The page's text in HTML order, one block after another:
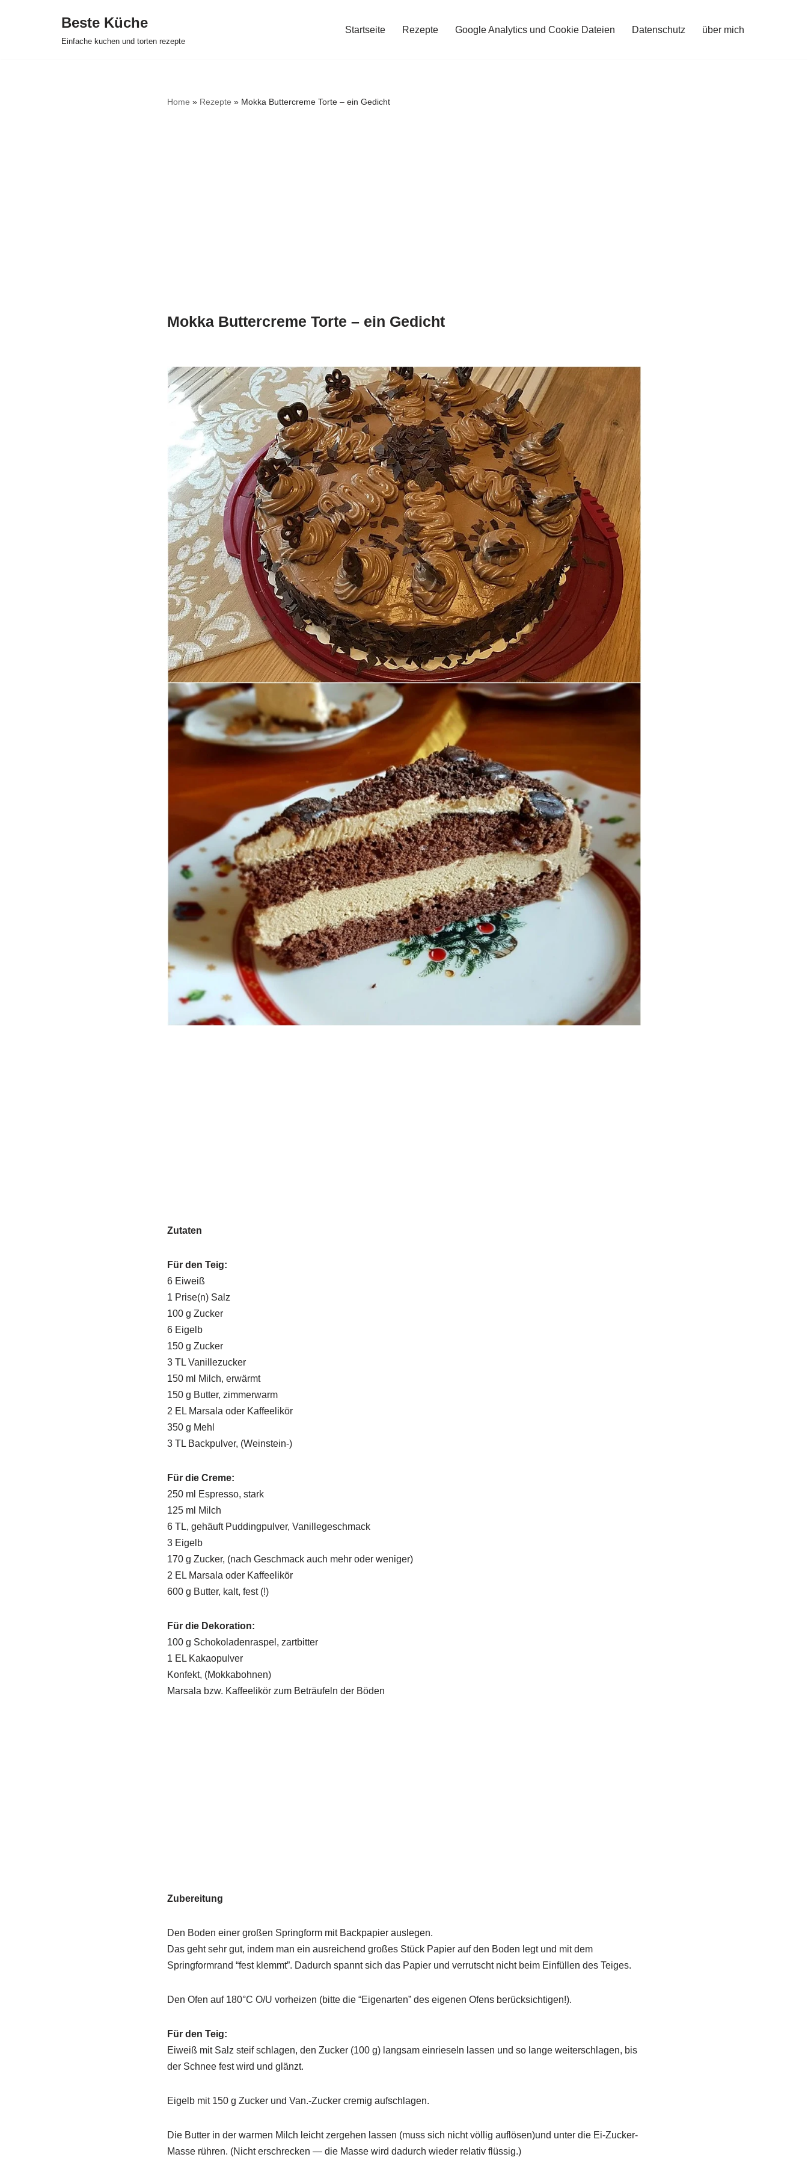
Beste Küche
Einfache kuchen und torten rezepte
Startseite Rezepte Google Analytics und Cookie Dateien Datenschutz über mich
Home » Rezepte » Mokka Buttercreme Torte – ein Gedicht
Mokka Buttercreme Torte – ein Gedicht
Zutaten
Für den Teig:
6 Eiweiß
1 Prise(n) Salz
100 g Zucker
6 Eigelb
150 g Zucker
3 TL Vanillezucker
150 ml Milch, erwärmt
150 g Butter, zimmerwarm
2 EL Marsala oder Kaffeelikör
350 g Mehl
3 TL Backpulver, (Weinstein-)
Für die Creme:
250 ml Espresso, stark
125 ml Milch
6 TL, gehäuft Puddingpulver, Vanillegeschmack
3 Eigelb
170 g Zucker, (nach Geschmack auch mehr oder weniger)
2 EL Marsala oder Kaffeelikör
600 g Butter, kalt, fest (!)
Für die Dekoration:
100 g Schokoladenraspel, zartbitter
1 EL Kakaopulver
Konfekt, (Mokkabohnen)
Marsala bzw. Kaffeelikör zum Beträufeln der Böden
Zubereitung
Den Boden einer großen Springform mit Backpapier auslegen.
Das geht sehr gut, indem man ein ausreichend großes Stück Papier auf den Boden legt und mit dem
Springformrand “fest klemmt”. Dadurch spannt sich das Papier und verrutscht nicht beim Einfüllen des Teiges.
Den Ofen auf 180°C O/U vorheizen (bitte die “Eigenarten” des eigenen Ofens berücksichtigen!).
Für den Teig:
Eiweiß mit Salz steif schlagen, den Zucker (100 g) langsam einrieseln lassen und so lange weiterschlagen, bis
der Schnee fest wird und glänzt.
Eigelb mit 150 g Zucker und Van.-Zucker cremig aufschlagen.
Die Butter in der warmen Milch leicht zergehen lassen (muss sich nicht völlig auflösen)und unter die Ei-Zucker-
Masse rühren. (Nicht erschrecken — die Masse wird dadurch wieder relativ flüssig.)